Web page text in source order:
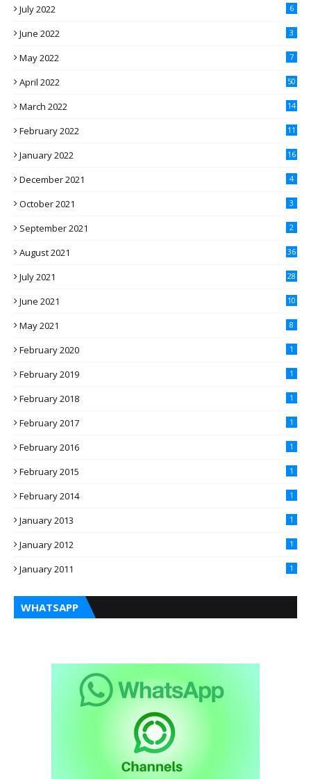
July 2022 6
June 2022 3
May 2022 7
April 2022 50
March 2022 14
February 2022 11
January 2022 16
December 2021 4
October 2021 3
September 2021 2
August 2021 36
July 2021 28
June 2021 10
May 2021 8
February 2020 1
February 2019 1
February 2018 1
February 2017 1
February 2016 1
February 2015 1
February 2014 1
January 2013 1
January 2012 1
January 2011 1
WHATSAPP